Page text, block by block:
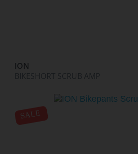
ION
BIKESHORT SCRUB AMP
SALE